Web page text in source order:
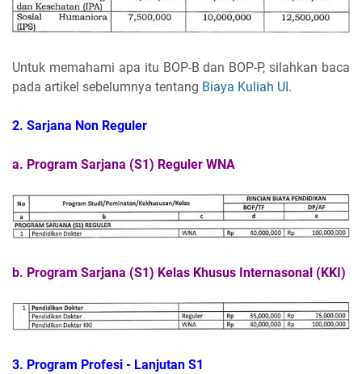
Untuk memahami apa itu BOP-B dan BOP-P, silahkan baca
pada artikel sebelumnya tentang Biaya Kuliah UI.
2. Sarjana Non Reguler
a. Program Sarjana (S1) Reguler WNA
b. Program Sarjana (S1) Kelas Khusus Internasonal (KKI)
3. Program Profesi - Lanjutan S1